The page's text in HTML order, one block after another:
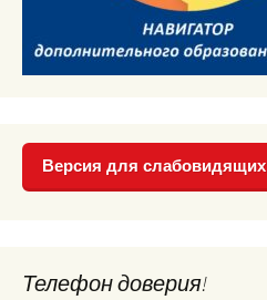
Версия для слабовидящих
Телефон доверия!